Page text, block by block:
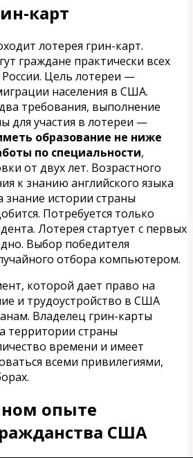
карт
лотерея грин-карт.
граждане практически всех
России. Цель лотереи —
населения в США.
требования, выполнение
для участия в лотереи —
образование не ниже
по специальности,
от двух лет. Возрастного
к знанию английского языка
знание истории страны
Потребуется только
Лотерея стартует с первых
Выбор победителя
отбора компьютером.
которой дает право на
и трудоустройство в США
Владелец грин-карты
территории страны
времени и имеет
всеми привилегиями,
опыте
США